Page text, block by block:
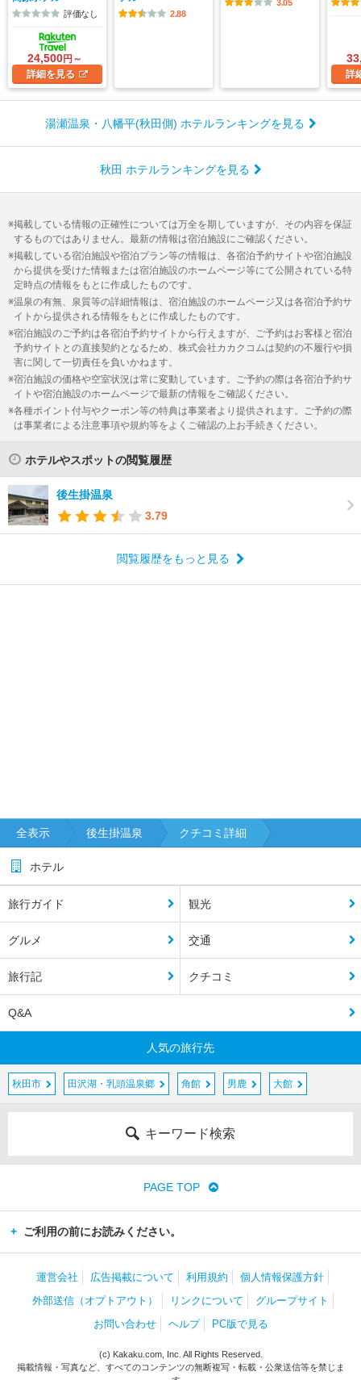
評価なし
24,500円～
詳細を見る
2.88
3.05
詳
湯瀬温泉・八幡平(秋田側) ホテルランキングを見る
秋田 ホテルランキングを見る
掲載している情報の正確性については万全を期していますが、その内容を保証
するものではありません。最新の情報は宿泊施設にご確認ください。
掲載している宿泊施設や宿泊プラン等の情報は、各宿泊予約サイトや宿泊施設
から提供を受けた情報または宿泊施設のホームページ等にて公開されている特
定時点の情報をもとに作成したものです。
温泉の有無、泉質等の詳細情報は、宿泊施設のホームページ又は各宿泊予約サ
イトから提供される情報をもとに作成したものです。
宿泊施設のご予約は各宿泊予約サイトから行えますが、ご予約はお客様と宿泊
予約サイトとの直接契約となるため、株式会社カカクコムは契約の不履行や損
害に関して一切責任を負いかねます。
宿泊施設の価格や空室状況は常に変動しています。ご予約の際は各宿泊予約サ
イトや宿泊施設のホームページで最新の情報をご確認ください。
各種ポイント付与やクーポン等の特典は事業者より提供されます。ご予約の際
は事業者による注意事項や規約等をよくご確認の上お手続きください。
ホテルやスポットの閲覧履歴
後生掛温泉
3.79
閲覧履歴をもっと見る
全表示 後生掛温泉 クチコミ詳細
ホテル
旅行ガイド 観光
グルメ 交通
旅行記 クチコミ
Q&A
人気の旅行先
秋田市 田沢湖・乳頭温泉郷 角館 男鹿 大館
キーワード検索
PAGE TOP
ご利用の前にお読みください。
運営会社 広告掲載について 利用規約
個人情報保護方針
外部送信（オプトアウト）
リンクについて
グループサイト
お問い合わせ
ヘルプ PC版で見る
(c) Kakaku.com, Inc. All Rights Reserved.
掲載情報・写真など、すべてのコンテンツの無断複写・転載・公衆送信等を禁じま